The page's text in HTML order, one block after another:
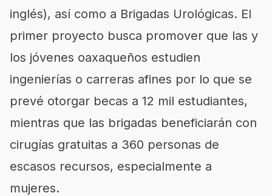
inglés), así como a Brigadas Urológicas. El
primer proyecto busca promover que las y
los jóvenes oaxaqueños estudien
ingenierías o carreras afines por lo que se
prevé otorgar becas a 12 mil estudiantes,
mientras que las brigadas beneficiarán con
cirugías gratuitas a 360 personas de
escasos recursos, especialmente a
mujeres.